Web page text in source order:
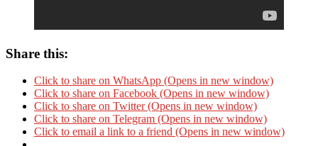
Share this:
Click to share on WhatsApp (Opens in new window)
Click to share on Facebook (Opens in new window)
Click to share on Twitter (Opens in new window)
Click to share on Telegram (Opens in new window)
Click to email a link to a friend (Opens in new window)